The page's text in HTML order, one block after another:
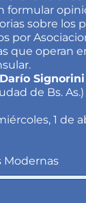
formular
sobre los
por
que operan
Darío Signorini
de Bs. As.)
1 de
Modernas